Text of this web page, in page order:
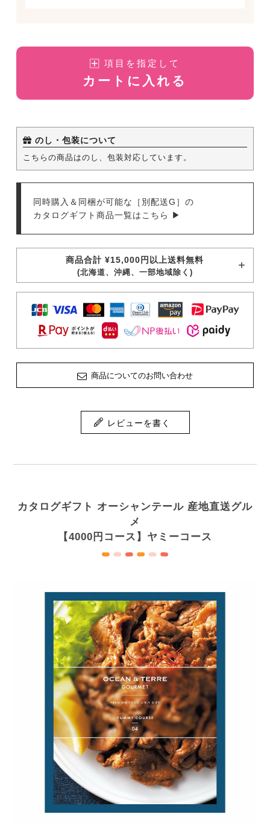
項目を指定して
カートに入れる
のし・包装について
こちらの商品はのし、包装対応しています。
同時購入＆同梱が可能な［別配送G］の
カタログギフト商品一覧はこちら ▶
商品合計 ¥15,000円以上送料無料
(北海道、沖縄、一部地域除く)
商品についてのお問い合わせ
レビューを書く
カタログギフト オーシャンテール 産地直送グル
メ
【4000円コース】ヤミーコース